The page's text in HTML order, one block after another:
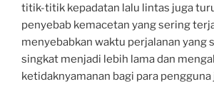
titik-titik kepadatan lalu lintas juga
penyebab kemacetan yang sering
menyebabkan waktu perjalanan yang
singkat menjadi lebih lama dan
ketidaknyamanan bagi para pengguna